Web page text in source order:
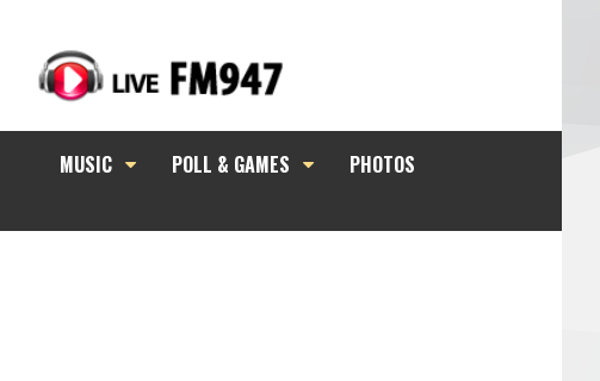
MUSIC POLL & GAMES
PHOTOS